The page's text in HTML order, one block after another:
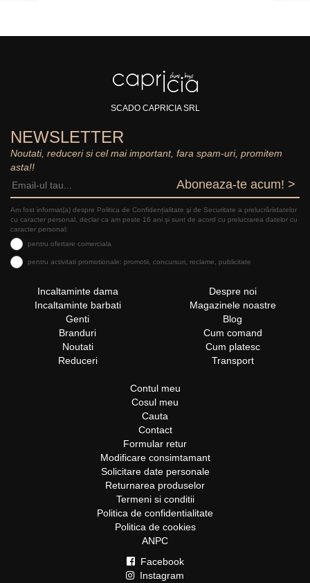
SCADO CAPRICIA SRL
NEWSLETTER
Noutati, reduceri si cel mai important, fara spam-uri, promitem
asta!!
Aboneaza-te acum! >
Am fost informat(a) despre Politica de Confidențialitate şi de Securitate a prelucrăriidatelor
cu caracter personal, declar ca am peste 16 ani și sunt de acord cu prelucrarea datelor cu
caracter personal:
pentru ofertare comerciala
pentru activitati promotionale: promotii, concursuri, reclame, publicitate
Incaltaminte dama
Incaltaminte barbati
Genti
Branduri
Noutati
Reduceri
Despre noi
Magazinele noastre
Blog
Cum comand
Cum platesc
Transport
Contul meu
Cosul meu
Cauta
Contact
Formular retur
Modificare consimtamant
Solicitare date personale
Returnarea produselor
Termeni si conditii
Politica de confidentialitate
Politica de cookies
ANPC
Facebook
Instagram